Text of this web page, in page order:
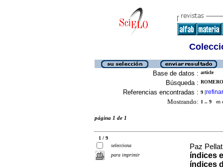
Base de datos : article
Búsqueda :
Referencias encontradas : 9 [refinar
Mostrando: 1 .. 9 en
página 1 de 1
1 / 9
selecciona
para imprimir
Paz
índices
índices